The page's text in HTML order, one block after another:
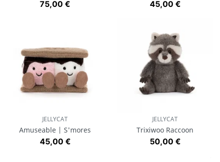
Prix
75,00 € Prix
45,00 €
JELLYCAT
Amuseable | S'mores
Prix
45,00 €
JELLYCAT
Trixiwoo Raccoon
Prix
50,00 €